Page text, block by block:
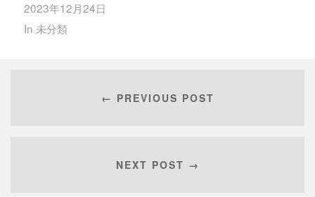
2023年12月24日
In 未分類
← PREVIOUS POST
NEXT POST →